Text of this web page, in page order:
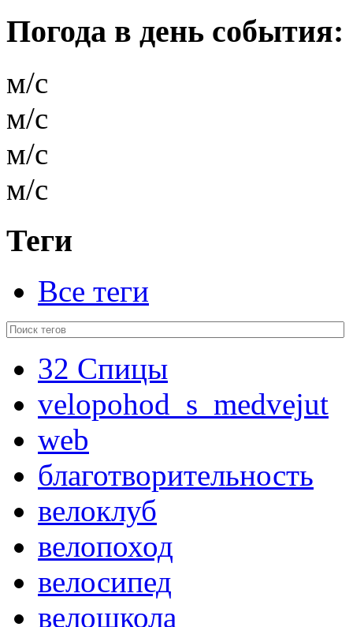
Погода в день события:
м/с
м/с
м/с
м/с
Теги
Все теги
32 Спицы
velopohod_s_medvejut
web
благотворительность
велоклуб
велопоход
велосипед
велошкола